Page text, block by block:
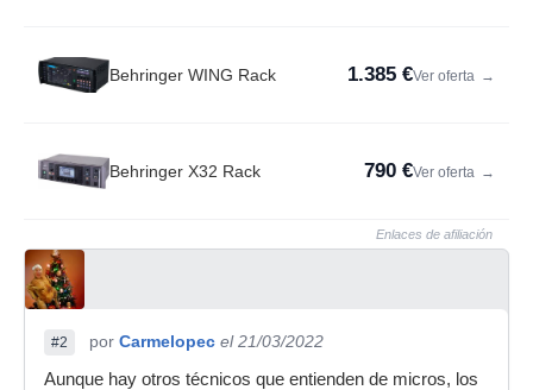
Behringer WING Rack 1.385 €Ver oferta →
Behringer X32 Rack 790 €Ver oferta →
Enlaces de afiliación
#2 por Carmelopec el 21/03/2022
Aunque hay otros técnicos que entienden de micros, los